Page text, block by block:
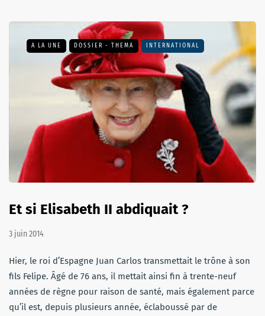
A LA UNE DOSSIER - THEMA INTERNATIONAL
Et si Elisabeth II abdiquait ?
3 juin 2014
Hier, le roi d’Espagne Juan Carlos transmettait le trône à son
fils Felipe. Âgé de 76 ans, il mettait ainsi fin à trente-neuf
années de règne pour raison de santé, mais également parce
qu’il est, depuis plusieurs année, éclaboussé par de